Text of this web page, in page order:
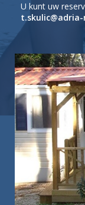
U kunt uw